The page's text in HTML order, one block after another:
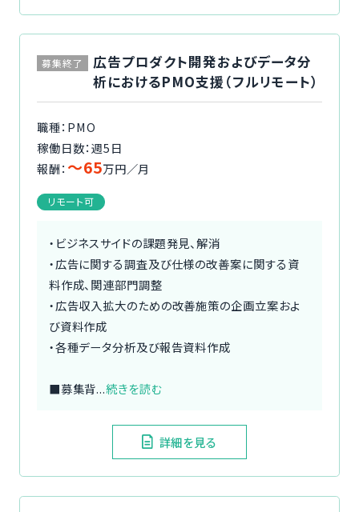
募集終了
広告プロダクト開発およびデータ分
析におけるPMO支援（フルリモート）
職種：PMO
稼働日数：週5日
報酬： 〜65万円／月
リモート可
・ビジネスサイドの課題発見、解消
・広告に関する調査及び仕様の改善案に関する資
料作成、関連部門調整
・広告収入拡大のための改善施策の企画立案およ
び資料作成
・各種データ分析及び報告資料作成
■募集背...続きを読む
詳細を見る